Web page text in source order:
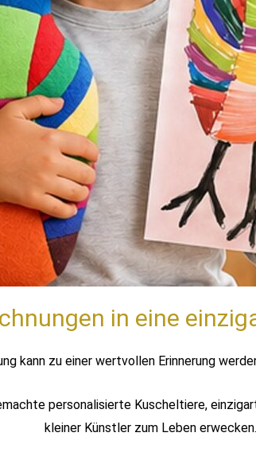
in eine
kann zu einer wertvollen Erinnerung
personalisierte Kuscheltiere,
kleiner Künstler zum Leben erwecken.